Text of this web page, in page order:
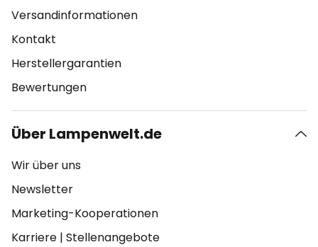
Versandinformationen
Kontakt
Herstellergarantien
Bewertungen
Über Lampenwelt.de
Wir über uns
Newsletter
Marketing-Kooperationen
Karriere | Stellenangebote